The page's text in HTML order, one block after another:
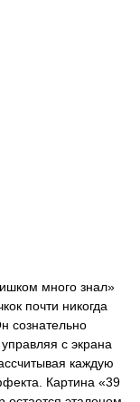
много знал»
почти никогда
сознательно
с экрана
каждую
Картина «39